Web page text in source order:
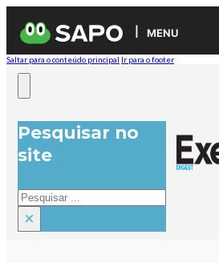
MENU
Saltar para o conteúdo principal Ir para o footer
Pesquisar no
site
Pesquisar
×